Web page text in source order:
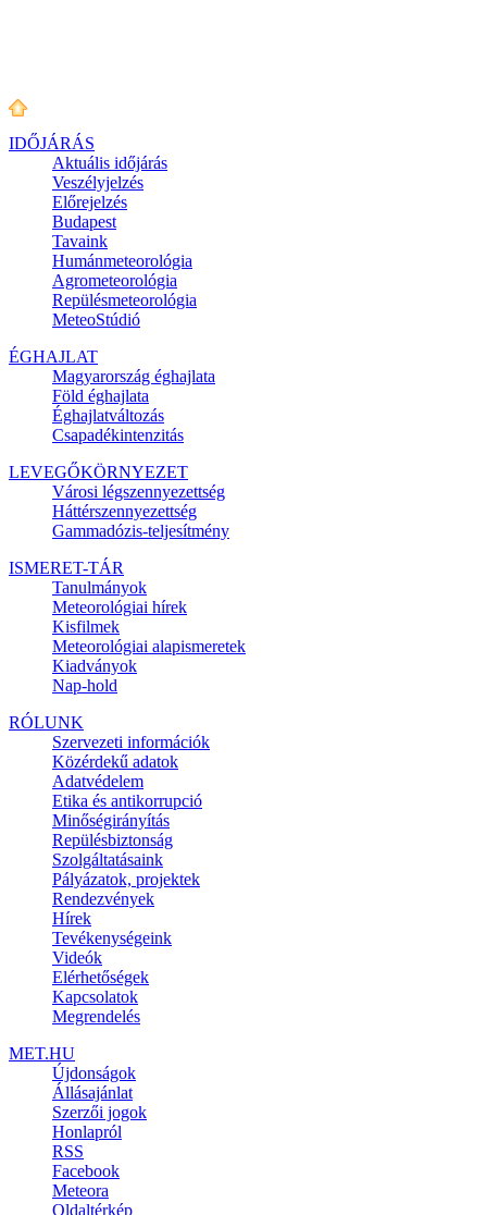
IDŐJÁRÁS
Aktuális időjárás
Veszélyjelzés
Előrejelzés
Budapest
Tavaink
Humánmeteorológia
Agrometeorológia
Repülésmeteorológia
MeteoStúdió
ÉGHAJLAT
Magyarország éghajlata
Föld éghajlata
Éghajlatváltozás
Csapadékintenzitás
LEVEGŐKÖRNYEZET
Városi légszennyezettség
Háttérszennyezettség
Gammadózis-teljesítmény
ISMERET-TÁR
Tanulmányok
Meteorológiai hírek
Kisfilmek
Meteorológiai alapismeretek
Kiadványok
Nap-hold
RÓLUNK
Szervezeti információk
Közérdekű adatok
Adatvédelem
Etika és antikorrupció
Minőségirányítás
Repülésbiztonság
Szolgáltatásaink
Pályázatok, projektek
Rendezvények
Hírek
Tevékenységeink
Videók
Elérhetőségek
Kapcsolatok
Megrendelés
MET.HU
Újdonságok
Állásajánlat
Szerzői jogok
Honlapról
RSS
Facebook
Meteora
Oldaltérkép